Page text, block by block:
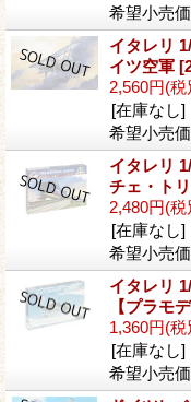
希望小売
イタレリ
イツ空軍
2,560円(税
[在庫なし]
希望小売
イタレリ
チェ・ト
2,480円(税
[在庫なし]
希望小売
イタレリ
【プラモ
1,360円(税
[在庫なし]
希望小売